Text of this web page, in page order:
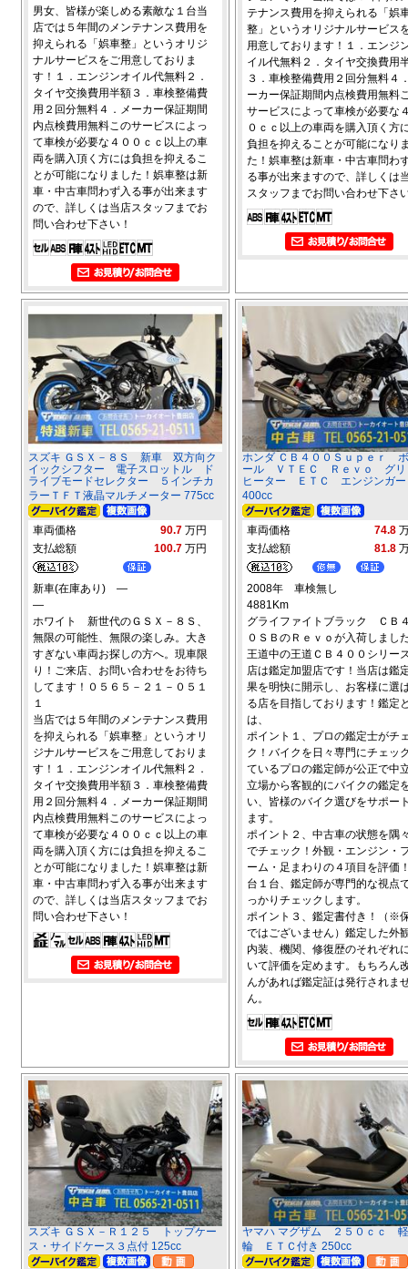
男女、皆様が楽しめる素敵な１台当
店では５年間のメンテナンス費用を
抑えられる「娯車整」というオリジ
ナルサービスをご用意しておりま
す！１．エンジンオイル代無料２．
タイヤ交換費用半額３．車検整備費
用２回分無料４．メーカー保証期間
内点検費用無料このサービスによっ
て車検が必要な４００ｃｃ以上の車
両を購入頂く方には負担を抑えるこ
とが可能になりました！娯車整は新
車・中古車問わず入る事が出来ます
ので、詳しくは当店スタッフまでお
問い合わせ下さい！
テナンス費用を抑えられる「娯
整」というオリジナルサービス
用意しております！１．エンジ
イル代無料２．タイヤ交換費用
３．車検整備費用２回分無料４
ーカー保証期間内点検費用無料
サービスによって車検が必要な
０ｃｃ以上の車両を購入頂く方
負担を抑えることが可能になり
た！娯車整は新車・中古車問わ
る事が出来ますので、詳しくは
スタッフまでお問い合わせ下さ
スズキ ＧＳＸ－８Ｓ 新車 双方向ク
イックシフター 電子スロットル ド
ライブモードセレクター ５インチカ
ラーＴＦＴ液晶マルチメーター 775cc
車両価格 90.7 万円
支払総額
100.7 万円
新車(在庫あり) ―
―
ホワイト 新世代のＧＳＸ－８Ｓ、
無限の可能性、無限の楽しみ。大き
すぎない車両お探しの方へ。現車限
り！ご来店、お問い合わせをお待ち
してます！０５６５－２１－０５１
１
当店では５年間のメンテナンス費用
を抑えられる「娯車整」というオリ
ジナルサービスをご用意しておりま
す！１．エンジンオイル代無料２．
タイヤ交換費用半額３．車検整備費
用２回分無料４．メーカー保証期間
内点検費用無料このサービスによっ
て車検が必要な４００ｃｃ以上の車
両を購入頂く方には負担を抑えるこ
とが可能になりました！娯車整は新
車・中古車問わず入る事が出来ます
ので、詳しくは当店スタッフまでお
問い合わせ下さい！
ホンダ ＣＢ４００Ｓｕｐｅｒ
ール ＶＴＥＣ Ｒｅｖｏ グリ
ヒーター ＥＴＣ エンジンガー
400cc
車両価格 74.8
支払総額
81.8
2008年 車検無し
4881Km
グライファイトブラック ＣＢ
０ＳＢのＲｅｖｏが入荷しまし
王道中の王道ＣＢ４００シリー
店は鑑定加盟店です！当店は鑑
果を明快に開示し、お客様に選
る店を目指しております！鑑定
は、
ポイント１、プロの鑑定士がチ
ク！バイクを日々専門にチェッ
ているプロの鑑定師が公正で中
立場から客観的にバイクの鑑定
い、皆様のバイク選びをサポー
ます。
ポイント２、中古車の状態を隅
でチェック！外観・エンジン・
ーム・足まわりの４項目を評価
台１台、鑑定師が専門的な視点
っかりチェックします。
ポイント３、鑑定書付き！（※
ではございません）鑑定した外
内装、機関、修復歴のそれぞれ
いて評価を定めます。もちろん
んがあれば鑑定証は発行されま
ん。
スズキ ＧＳＸ－Ｒ１２５ トップケー
ス・サイドケース３点付 125cc
ヤマハ マグザム ２５０ｃｃ
輪 ＥＴＣ付き 250cc